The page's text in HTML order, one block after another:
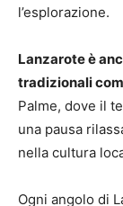
l’esplorazione​​.
Lanzarote è
tradizionali
Palme, dove il
una pausa
nella cultura
Ogni angolo di